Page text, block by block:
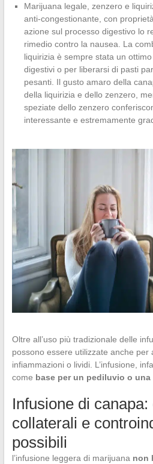
Marijuana legale, zenzero e
anti-congestionante, con
azione sul processo digestivo lo
rimedio contro la nausea. La
liquirizia è sempre stata un
digestivi o per liberarsi di pasti
pesanti. Il gusto amaro della
della liquirizia e dello zenzero,
speziate dello zenzero
interessante e estremamente
Oltre all’uso più tradizionale delle
possono essere utilizzate anche per
infiammazioni o lividi. L’infusione,
come base per un pediluvio o una
Infusione di canapa:
collaterali e
possibili
l’infusione leggera di marijuana non